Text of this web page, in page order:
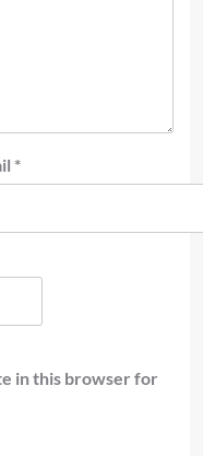
*
in this browser for